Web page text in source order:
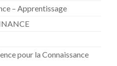
– Apprentissage
pour la Connaissance